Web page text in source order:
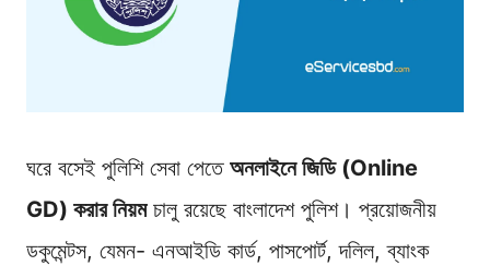
ঘরে বসেই পুলিশি সেবা পেতে অনলাইনে জিডি (Online
GD) করার নিয়মচালু রয়েছে বাংলাদেশ পুলিশ। প্রয়োজনীয়
ডকুমেন্টস, যেমন- এনআইডি কার্ড, পাসপোর্ট, দলিল, ব্যাংক